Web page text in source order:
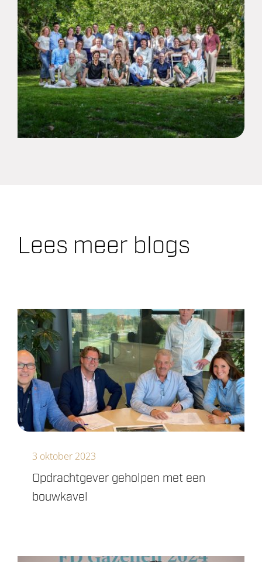
Lees meer blogs
Opdrachtgever geholpen met een
bouwkavel
3 oktober 2023